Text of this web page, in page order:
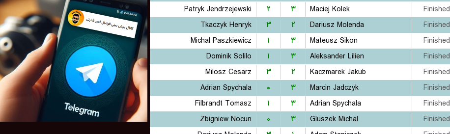
Patryk Jendrzejewski
۲ ۳ Maciej Kolek Finished
Tkaczyk Henryk
۳ ۲ Dariusz Molenda Finished
Michal Paszkiewicz
۱ ۳ Mateusz Sikon Finished
Dominik Solilo
۱ ۳ Aleksander Lilien Finished
Milosz Cesarz
۳ ۲ Kaczmarek Jakub Finished
Adrian Spychala
۰ ۳ Marcin Jadczyk Finished
Filbrandt Tomasz
۱ ۳ Adrian Spychala Finished
Zbigniew Nocun
۰ ۳ Gluszek Michal Finished